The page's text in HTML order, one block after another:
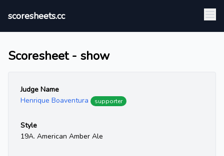
scoresheets.cc
Scoresheet - show
Judge Name
Henrique Boaventura
supporter
Style
19A. American Amber Ale